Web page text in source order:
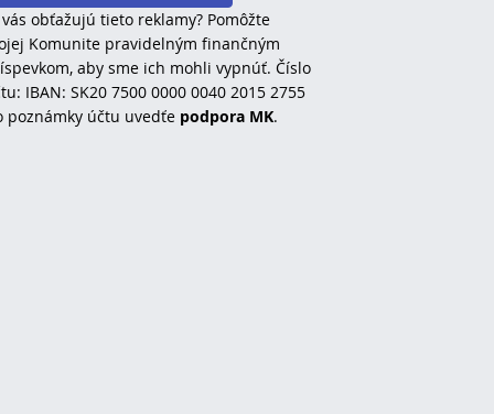
obťažujú tieto reklamy? Pomôžte
Komunite pravidelným finančným
aby sme ich mohli vypnúť. Číslo
IBAN: SK20 7500 0000 0040 2015 2755
poznámky účtu uvedťe podpora MK.